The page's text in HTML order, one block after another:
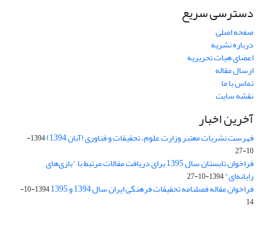
دسترسی سریع
صفحه اصلی
درباره نشریه
اعضای هیات تحریریه
ارسال مقاله
تماس با ما
نقشه سایت
آخرین اخبار
فهرست نشریات معتبر وزارت علوم، تحقیقات و فناوری (آبان 1394)
1394-
10-27
فراخوان تابستان سال 1395 برای دریافت مقالات مرتبط با "بازی‌های
رایانه‌ای"1394-10-27
فراخوان مقاله فصلنامه تحقیقات فرهنگی ایران سال 1394 و 1395
1394-10-
14